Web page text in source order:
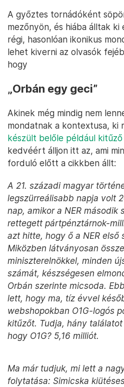
A győztes tornádóként
mezőnyön, és hiába álltak
régi, hasonlóan ikonikus
lehet kiverni az olvasók
hogy
„Orbán egy geci”
Akinek még mindig nem
mondatnak a kontextusa, ki
készült belőle például
kedvéért álljon itt az, ami
forduló előtt a cikkben állt:
A 21. századi magyar
legszürreálisabb napja volt
nap, amikor a NER második
rettegett pártpénztárnok-
azt hitte, hogy ő a NER első
Miközben látványosan
miniszterelnökkel, minden
számát, készségesen
Orbán szerinte micsoda.
lett, hogy ma, tíz évvel
webshopokban O1G-logós
kitűzőt. Tudja, hány
hogy O1G? 5,16 milliót.
Ma már tudjuk, mi lett a
folytatása: Simicska